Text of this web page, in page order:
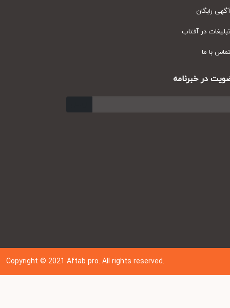
رایگان
در آفتاب
با ما
در خبرنامه
Copyright © 202 1Aftab pro. All rights reserved.